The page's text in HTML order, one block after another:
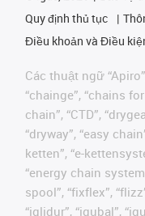
Quy định thủ tục
Điều khoản và Điều
Các thuật ngữ
“chainge”, “chains
chain”, “CTD”,
“dryway”, “easy
ketten”, “e-
“energy chain
spool”, “fixflex”,
“iglidur”, “igubal”,